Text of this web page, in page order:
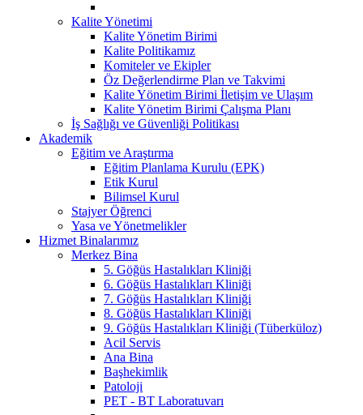
Kalite Yönetimi
Kalite Yönetim Birimi
Kalite Politikamız
Komiteler ve Ekipler
Öz Değerlendirme Plan ve Takvimi
Kalite Yönetim Birimi İletişim ve Ulaşım
Kalite Yönetim Birimi Çalışma Planı
İş Sağlığı ve Güvenliği Politikası
Akademik
Eğitim ve Araştırma
Eğitim Planlama Kurulu (EPK)
Etik Kurul
Bilimsel Kurul
Stajyer Öğrenci
Yasa ve Yönetmelikler
Hizmet Binalarımız
Merkez Bina
5. Göğüs Hastalıkları Kliniği
6. Göğüs Hastalıkları Kliniği
7. Göğüs Hastalıkları Kliniği
8. Göğüs Hastalıkları Kliniği
9. Göğüs Hastalıkları Kliniği (Tüberküloz)
Acil Servis
Ana Bina
Başhekimlik
Patoloji
PET - BT Laboratuvarı